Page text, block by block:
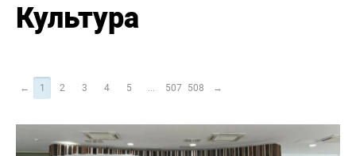
Культура
← 1 2 3 4 5 507 508 →